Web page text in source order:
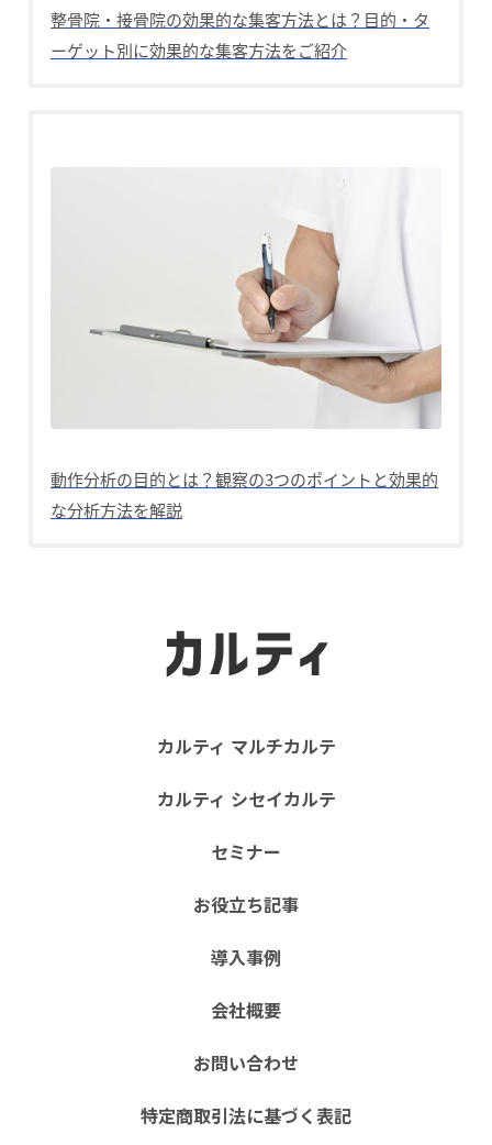
整骨院・接骨院の効果的な集客方法とは？目的・タ
ーゲット別に効果的な集客方法をご紹介
動作分析の目的とは？観察の3つのポイントと効果的
な分析方法を解説
カルティ マルチカルテ
カルティ シセイカルテ
セミナー
お役立ち記事
導入事例
会社概要
お問い合わせ
特定商取引法に基づく表記